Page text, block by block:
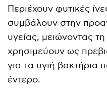
Περιέχουν φυτικές
συμβάλουν στην
υγείας, μειώνοντας τη
χρησιμεύουν ως
για τα υγιή βακτήρια
έντερο.